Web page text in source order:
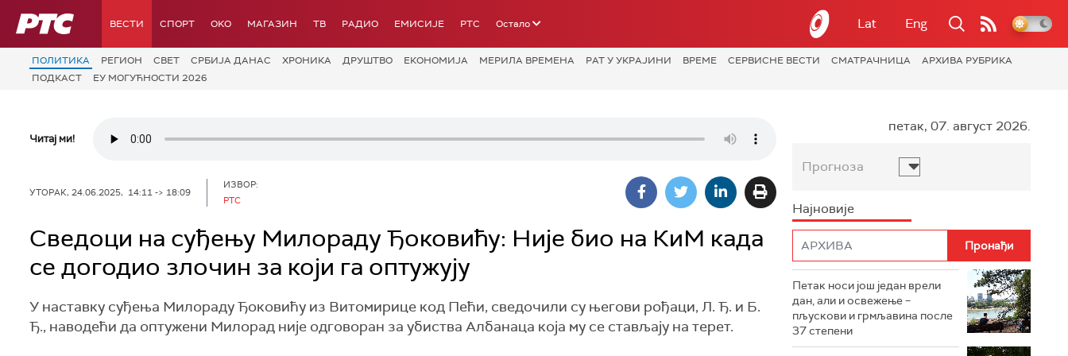
РТС ВЕСТИ СПОРТ OKO МАГАЗИН ТВ РАДИО ЕМИСИЈЕ РТС Остало Lat Eng
ПОЛИТИКА РЕГИОН СВЕТ СРБИЈА ДАНАС ХРОНИКА ДРУШТВО ЕКОНОМИЈА МЕРИЛА ВРЕМЕНА РАТ У УКРАЈИНИ ВРЕМЕ СЕРВИСНЕ ВЕСТИ СМАТРАЧНИЦА
АРХИВА РУБРИКА
ПОДКАСТ
ЕУ МОГУЋНОСТИ 2026
Читај ми!
УТОРАК, 24.06.2025, 14:11 -> 18:09
ИЗВОР:
РТС
Сведоци на суђењу Милораду Ђоковићу: Није био на КиМ када
се догодио злочин за који га оптужују
У наставку суђења Милораду Ђоковићу из Витомирице код Пећи, сведочили су његови рођаци, Л. Ђ. и Б.
Ђ., наводећи да оптужени Милорад није одговоран за убиства Албанаца која му се стављају на терет.
петак, 07. август 2026.
Прогноза
Најновије
Петак носи још један врели
дан, али и освежење –
пљускови и грмљавина после
37 степени